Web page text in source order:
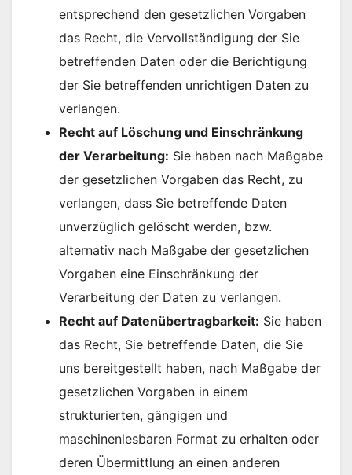
entsprechend den gesetzlichen Vorgaben
das Recht, die Vervollständigung der Sie
betreffenden Daten oder die Berichtigung
der Sie betreffenden unrichtigen Daten zu
verlangen.
Recht auf Löschung und Einschränkung
der Verarbeitung: Sie haben nach Maßgabe
der gesetzlichen Vorgaben das Recht, zu
verlangen, dass Sie betreffende Daten
unverzüglich gelöscht werden, bzw.
alternativ nach Maßgabe der gesetzlichen
Vorgaben eine Einschränkung der
Verarbeitung der Daten zu verlangen.
Recht auf Datenübertragbarkeit: Sie haben
das Recht, Sie betreffende Daten, die Sie
uns bereitgestellt haben, nach Maßgabe der
gesetzlichen Vorgaben in einem
strukturierten, gängigen und
maschinenlesbaren Format zu erhalten oder
deren Übermittlung an einen anderen